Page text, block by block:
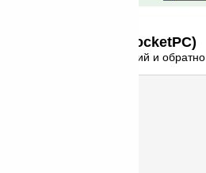
Английский (PocketPC)
языка на русский и обратно